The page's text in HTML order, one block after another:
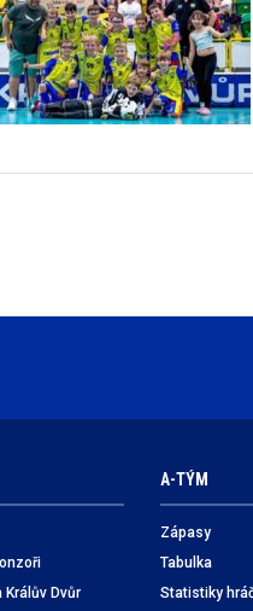
Králův Dvůr
A-TÝM
Zápasy
Tabulka
Statistiky